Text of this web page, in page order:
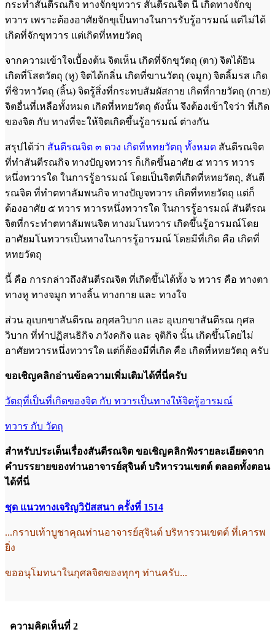
กระทำสันตีรณกิจ ทางจักขุทวาร สันตีรณจิต นี้ เกิดทางจักขุ
ทวาร เพราะต้องอาศัยจักขุเป็นทางในการรับรู้อารมณ์ แต่ไม่ได้
เกิดที่จักขุทวาร แต่เกิดที่หทยวัตถุ
จากความเข้าใจเบื้องต้น จิตเห็น เกิดที่จักขุวัตถุ (ตา) จิตได้ยิน
เกิดที่โสตวัตถุ (หู) จิตได้กลิ่น เกิดที่ฆานวัตถุ (จมูก) จิตลิ้มรส เกิด
ที่ชิวหาวัตถุ (ลิ้น) จิตรู้สิ่งที่กระทบสัมผัสกาย เกิดที่กายวัตถุ (กาย)
จิตอื่นที่เหลือทั้งหมด เกิดที่หทยวัตถุ ดังนั้น จึงต้องเข้าใจว่า ที่เกิด
ของจิต กับ ทางที่จะให้จิตเกิดขึ้นรู้อารมณ์ ต่างกัน
สรุปได้ว่า สันตีรณจิต ๓ ดวง เกิดที่หทยวัตถุ ทั้งหมด สันตีรณจิต
ที่ทำสันตีรณกิจ ทางปัญจทวาร ก็เกิดขึ้นอาศัย ๕ ทวาร ทวาร
หนึ่งทวารใด ในการรู้อารมณ์ โดยเป็นจิตที่เกิดที่หทยวัตถุ, สันตี
รณจิต ที่ทำตทาลัมพนกิจ ทางปัญจทวาร เกิดที่หทยวัตถุ แต่ก็
ต้องอาศัย ๕ ทวาร ทวารหนึ่งทวารใด ในการรู้อารมณ์ สันตีรณ
จิตที่กระทำตทาลัมพนจิต ทางมโนทวาร เกิดขึ้นรู้อารมณ์โดย
อาศัยมโนทวารเป็นทางในการรู้อารมณ์ โดยมีที่เกิด คือ เกิดที่
หทยวัตถุ
นี้ คือ การกล่าวถึงสันตีรณจิต ที่เกิดขึ้นได้ทั้ง ๖ ทวาร คือ ทางตา
ทางหู ทางจมูก ทางลิ้น ทางกาย และ ทางใจ
ส่วน อุเบกขาสันตีรณ อกุศลวิบาก และ อุเบกขาสันตีรณ กุศล
วิบาก ที่ทำปฏิสนธิกิจ ภวังคกิจ และ จุติกิจ นั้น เกิดขึ้นโดยไม่
อาศัยทวารหนึ่งทวารใด แต่ก็ต้องมีที่เกิด คือ เกิดที่หทยวัตถุ ครับ
ขอเชิญคลิกอ่านข้อความเพิ่มเติมได้ที่นี่ครับ
วัตถุที่เป็นที่เกิดของจิต กับ ทวารเป็นทางให้จิตรู้อารมณ์
ทวาร กับ วัตถุ
สำหรับประเด็นเรื่องสันตีรณจิต ขอเชิญคลิกฟังรายละเอียดจาก
คำบรรยายของท่านอาจารย์สุจินต์ บริหารวนเขตต์ ตลอดทั้งตอน
ได้ที่นี่
ชุด แนวทางเจริญวิปัสสนา ครั้งที่ 1514
...กราบเท้าบูชาคุณท่านอาจารย์สุจินต์ บริหารวนเขตต์ ที่เคารพ
ยิ่ง
ขออนุโมทนาในกุศลจิตของทุกๆ ท่านครับ...
ความคิดเห็นที่ 2